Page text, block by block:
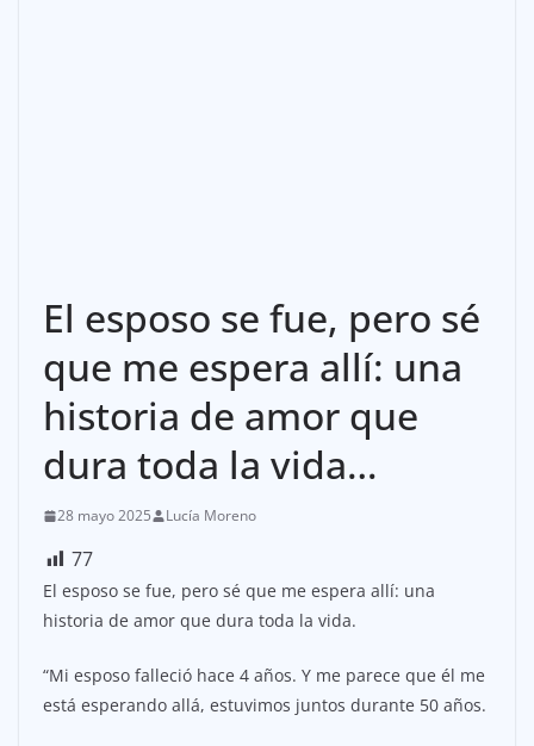
El esposo se fue, pero sé
que me espera allí: una
historia de amor que
dura toda la vida…
28 mayo 2025 Lucía Moreno
77
El esposo se fue, pero sé que me espera allí: una
historia de amor que dura toda la vida.
“Mi esposo falleció hace 4 años. Y me parece que él me
está esperando allá, estuvimos juntos durante 50 años.